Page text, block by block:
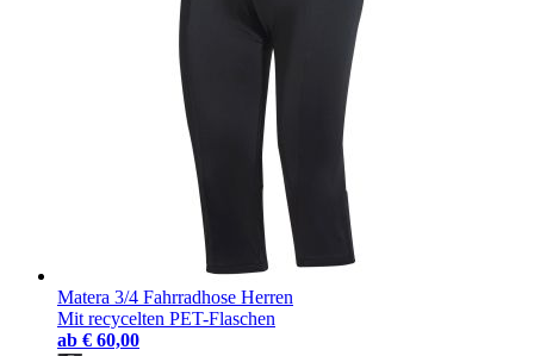
Matera 3/4 Fahrradhose Herren
Mit recycelten PET-Flaschen
ab € 60,00